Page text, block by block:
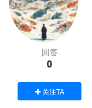
回答
0
关注TA